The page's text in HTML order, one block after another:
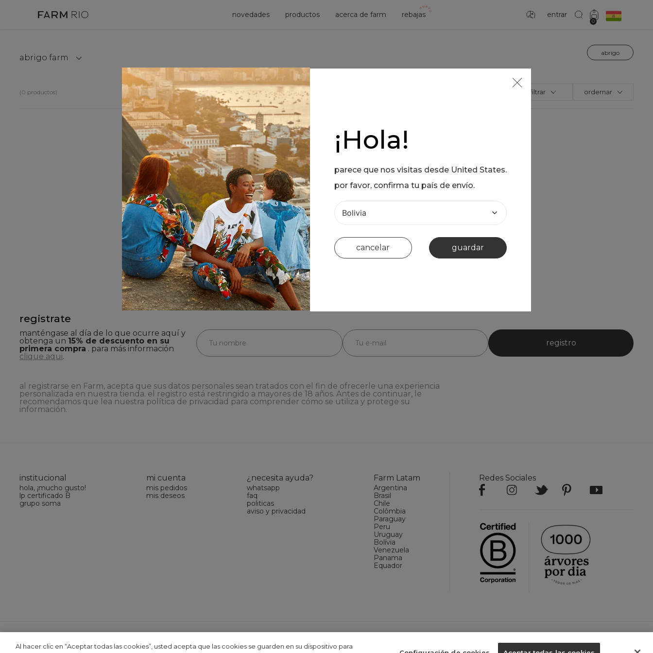
novedades productos acerca de farm rebajas entrar
0
¡Hola!
parece que nos visitas desde United States.
por favor, confirma tu país de envío.
cancelar guardar
abrigo
abrigo farm
0 productos filtrar ordernar
OOPS!
No se encontró ningún producto
¿Qué debo hacer?
Comprueba los términos ingresados
Intenta utilizar una sola palabra
Utiliza términos genéricos en la búsqueda
Intenta buscar sinónimos del término deseado
registrate
manténgase al día de lo que ocurre aquí y
obtenga un 15% de descuento en su
primera compra . para más información
clique aqui.
registro
al registrarse en Farm, acepta que sus datos personales sean tratados con el fin de ofrecerle una experiencia
personalizada en nuestra tienda. el registro está restringido a mayores de 18 años. Antes de continuar, le
recomendamos que lea nuestra política de privacidad para comprender cómo se utiliza y protege su
información.
institucional
hola, ¡mucho gusto!
lp certificado B
grupo soma
mi cuenta
mis pedidos
mis deseos
¿necesita ayuda?
whatsapp
faq
politicas
aviso y privacidad
Farm Latam
Argentina
Brasil
Chile
Colômbia
Paraguay
Peru
Uruguay
Bolívia
Venezuela
Panama
Equador
Redes Sociales
Al hacer clic en “Aceptar todas las cookies”, usted acepta que las cookies se guarden en su dispositivo para